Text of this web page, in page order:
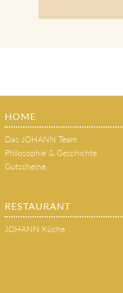
HOME
Das JOHANN Team
Philosophie & Geschichte
Gutscheine
RESTAURANT
JOHANN Küche